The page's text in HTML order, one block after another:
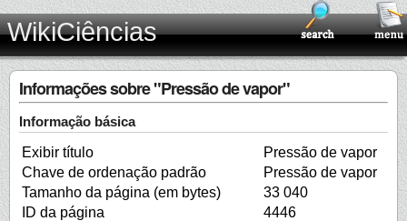
WikiCiências
Informações sobre "Pressão de vapor"
Informação básica
Exibir título
Pressão de vapor
Chave de ordenação padrão
Pressão de vapor
Tamanho da página (em bytes)
33 040
ID da página
4446